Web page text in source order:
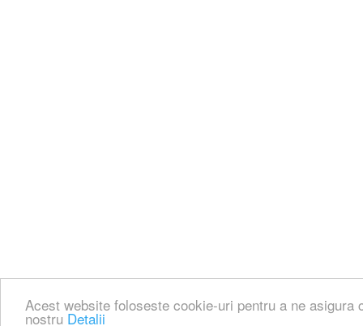
Acest website foloseste cookie-uri pentru a ne
nostru Detalii